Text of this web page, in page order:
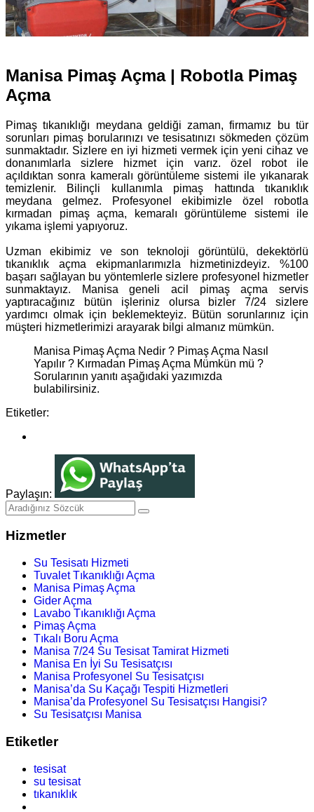
Manisa Pimaş Açma | Robotla Pimaş
Açma
Pimaş tıkanıklığı meydana geldiği zaman, firmamız bu tür
sorunları pimaş borularınızı ve tesisatınızı sökmeden çözüm
sunmaktadır. Sizlere en iyi hizmeti vermek için yeni cihaz ve
donanımlarla sizlere hizmet için varız. özel robot ile
açıldıktan sonra kameralı görüntüleme sistemi ile yıkanarak
temizlenir. Bilinçli kullanımla pimaş hattında tıkanıklık
meydana gelmez. Profesyonel ekibimizle özel robotla
kırmadan pimaş açma, kemaralı görüntüleme sistemi ile
yıkama işlemi yapıyoruz.
Uzman ekibimiz ve son teknoloji görüntülü, dekektörlü
tıkanıklık açma ekipmanlarımızla hizmetinizdeyiz. %100
başarı sağlayan bu yöntemlerle sizlere profesyonel hizmetler
sunmaktayız. Manisa geneli acil pimaş açma servis
yaptıracağınız bütün işleriniz olursa bizler 7/24 sizlere
yardımcı olmak için beklemekteyiz. Bütün sorunlarınız için
müşteri hizmetlerimizi arayarak bilgi almanız mümkün.
Manisa Pimaş Açma Nedir ? Pimaş Açma Nasıl
Yapılır ? Kırmadan Pimaş Açma Mümkün mü ?
Sorularının yanıtı aşağıdaki yazımızda
bulabilirsiniz.
Etiketler:
Paylaşın:
Hizmetler
Su Tesisatı Hizmeti
Tuvalet Tıkanıklığı Açma
Manisa Pimaş Açma
Gider Açma
Lavabo Tıkanıklığı Açma
Pimaş Açma
Tıkalı Boru Açma
Manisa 7/24 Su Tesisat Tamirat Hizmeti
Manisa En İyi Su Tesisatçısı
Manisa Profesyonel Su Tesisatçısı
Manisa’da Su Kaçağı Tespiti Hizmetleri
Manisa’da Profesyonel Su Tesisatçısı Hangisi?
Su Tesisatçısı Manisa
Etiketler
tesisat
su tesisat
tıkanıklık